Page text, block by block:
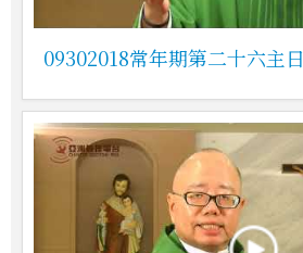
09302018常年期第二十六主日